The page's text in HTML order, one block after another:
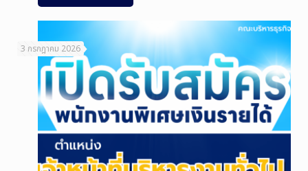
3 กรกฎาคม 2026